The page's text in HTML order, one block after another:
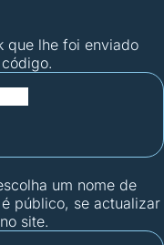
que lhe foi enviado
um nome de
público, se actualizar
site.